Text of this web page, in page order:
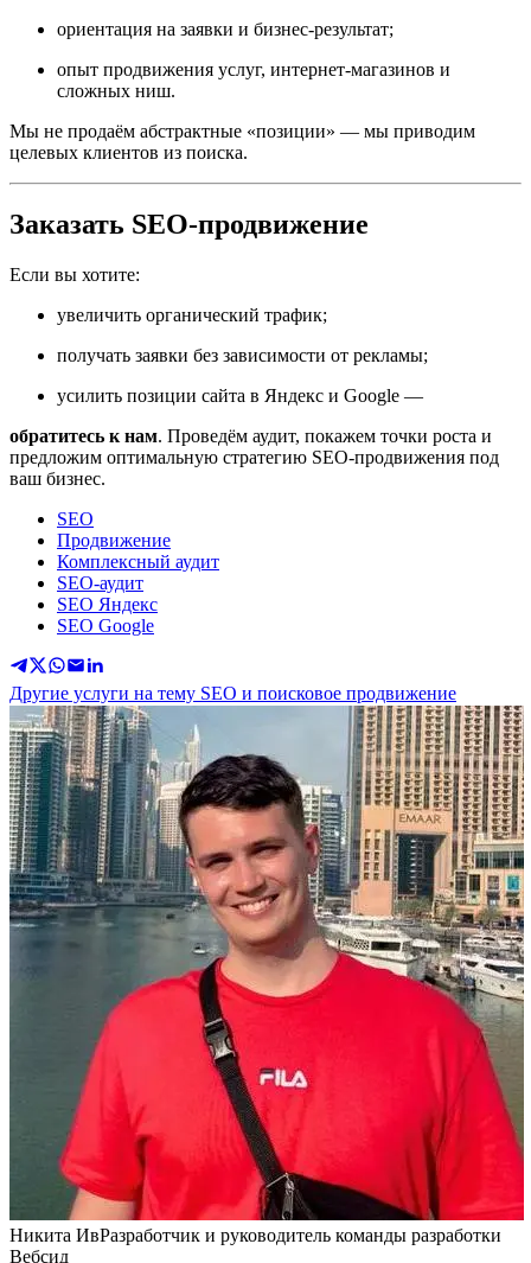
ориентация на заявки и бизнес-результат;
опыт продвижения услуг, интернет-магазинов и
сложных ниш.
Мы не продаём абстрактные «позиции» — мы приводим
целевых клиентов из поиска.
Заказать SEO-продвижение
Если вы хотите:
увеличить органический трафик;
получать заявки без зависимости от рекламы;
усилить позиции сайта в Яндекс и Google —
обратитесь к нам. Проведём аудит, покажем точки роста и
предложим оптимальную стратегию SEO-продвижения под
ваш бизнес.
SEO
Продвижение
Комплексный аудит
SEO-аудит
SEO Яндекс
SEO Google
Другие услуги на тему SEO и поисковое продвижение
Никита ИвРазработчик и руководитель команды разработки
Вебсид